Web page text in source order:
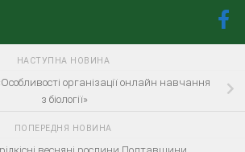
НАСТУПНА НОВИНА
організації онлайн навчання
з біології»
ПОПЕРЕДНЯ НОВИНА